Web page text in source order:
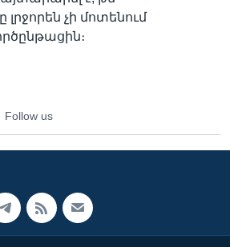
չի մոտենում
Follow us